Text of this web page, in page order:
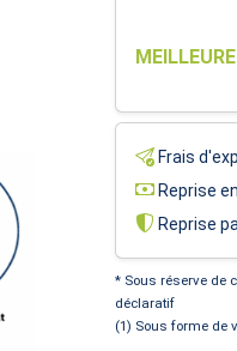
Frais
Reprise en
Reprise
* Sous réserve de
déclaratif
(1) Sous forme de